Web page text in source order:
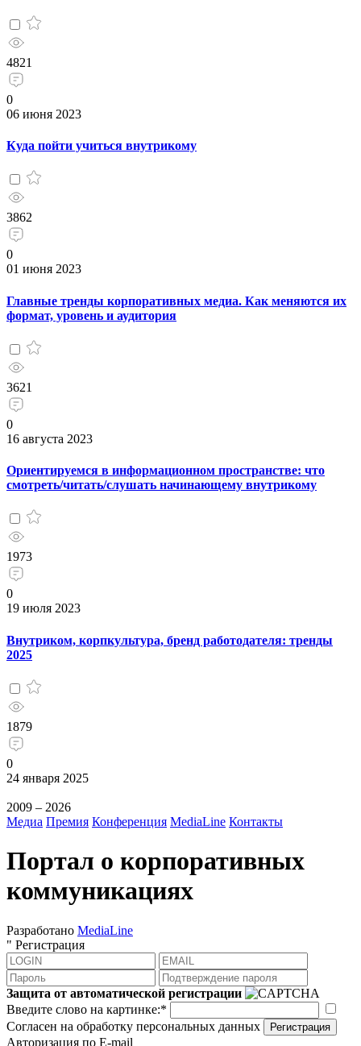
4821
0
06 июня 2023
Куда пойти учиться внутрикому
3862
0
01 июня 2023
Главные тренды корпоративных медиа. Как меняются их
формат, уровень и аудитория
3621
0
16 августа 2023
Ориентируемся в информационном пространстве: что
смотреть/читать/слушать начинающему внутрикому
1973
0
19 июля 2023
Внутриком, корпкультура, бренд работодателя: тренды
2025
1879
0
24 января 2025
2009 – 2026
Медиа Премия Конференция MediaLine Контакты
Портал о корпоративных
коммуникациях
Разработано MediaLine
" Регистрация
Защита от автоматической регистрации
Введите слово на картинке:*
Согласен на обработку персональных данных
Регистрация
Авторизация по E-mail